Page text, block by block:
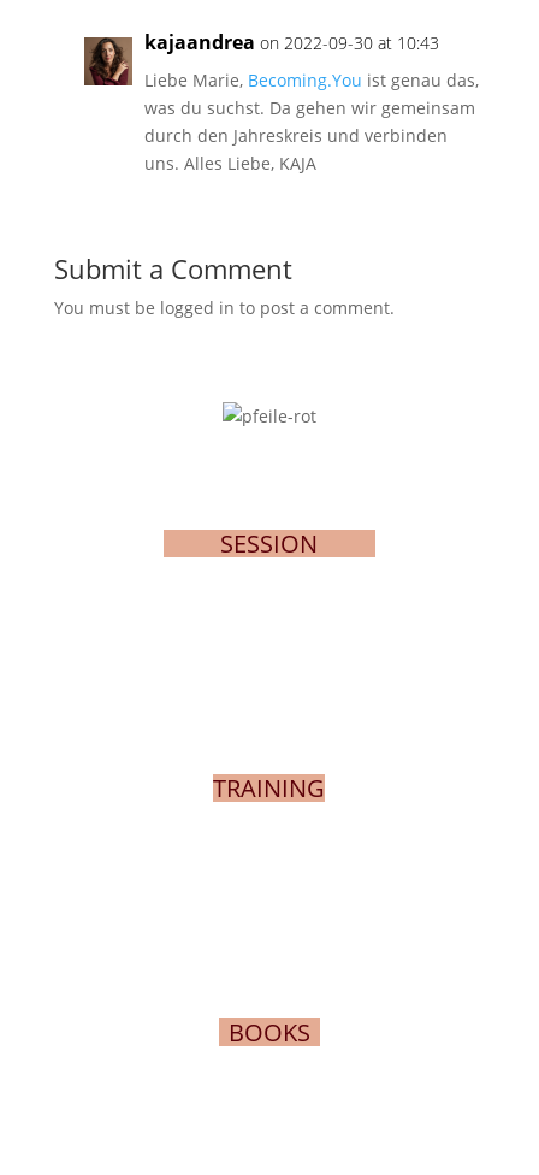
kajaandrea on 2022-09-30 at 10:43
Liebe Marie, Becoming.You ist genau das,
was du suchst. Da gehen wir gemeinsam
durch den Jahreskreis und verbinden
uns. Alles Liebe, KAJA
Submit a Comment
You must be logged in to post a comment.
SESSION
TRAINING
BOOKS